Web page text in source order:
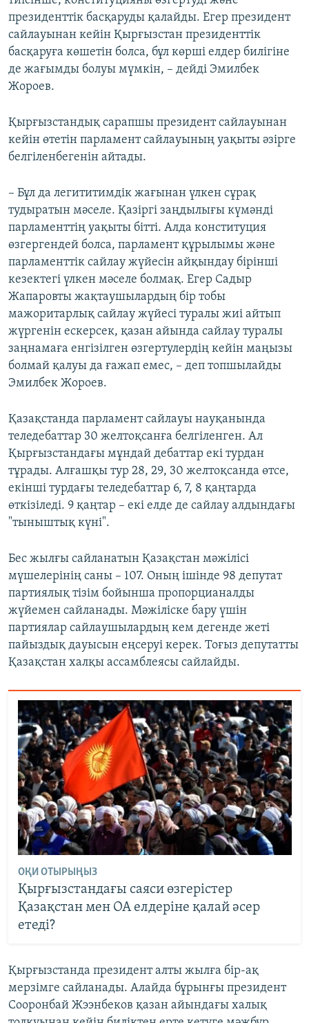
президенттік басқаруды қалайды. Егер президент
сайлауынан кейін Қырғызстан президенттік
басқаруға көшетін болса, бұл көрші елдер билігіне
де жағымды болуы мүмкін, – дейді Эмилбек
Жороев.
Қырғызстандық сарапшы президент сайлауынан
кейін өтетін парламент сайлауының уақыты әзірге
белгіленбегенін айтады.
– Бұл да легититимдік жағынан үлкен сұрақ
тудыратын мәселе. Қазіргі заңдылығы күмәнді
парламенттің уақыты бітті. Алда конституция
өзгергендей болса, парламент құрылымы және
парламенттік сайлау жүйесін айқындау бірінші
кезектегі үлкен мәселе болмақ. Егер Садыр
Жапаровты жақтаушылардың бір тобы
мажоритарлық сайлау жүйесі туралы жиі айтып
жүргенін ескерсек, қазан айында сайлау туралы
заңнамаға енгізілген өзгертулердің кейін маңызы
болмай қалуы да ғажап емес, – деп топшылайды
Эмилбек Жороев.
Қазақстанда парламент сайлауы науқанында
теледебаттар 30 желтоқсанға белгіленген. Ал
Қырғызстандағы мұндай дебаттар екі турдан
тұрады. Алғашқы тур 28, 29, 30 желтоқсанда өтсе,
екінші турдағы теледебаттар 6, 7, 8 қаңтарда
өткізіледі. 9 қаңтар – екі елде де сайлау алдындағы
"тыныштық күні".
Бес жылғы сайланатын Қазақстан мәжілісі
мүшелерінің саны – 107. Оның ішінде 98 депутат
партиялық тізім бойынша пропорцианалды
жүйемен сайланады. Мәжіліске бару үшін
партиялар сайлаушылардың кем дегенде жеті
пайыздық дауысын еңсеруі керек. Тоғыз депутатты
Қазақстан халқы ассамблеясы сайлайды.
ОҚИ ОТЫРЫҢЫЗ
Қырғызстандағы саяси өзгерістер
Қазақстан мен ОА елдеріне қалай әсер
етеді?
Қырғызстанда президент алты жылға бір-ақ
мерзімге сайланады. Алайда бұрынғы президент
Сооронбай Жээнбеков қазан айындағы халық